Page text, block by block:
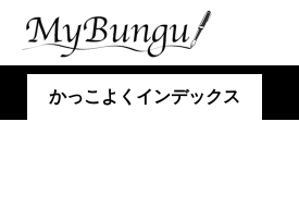
かっこよくインデックス